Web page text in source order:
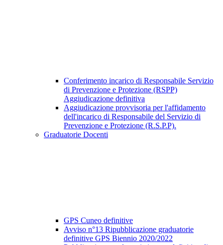
Conferimento incarico di Responsabile Servizio
di Prevenzione e Protezione (RSPP)
Aggiudicazione definitiva
Aggiudicazione provvisoria per l'affidamento
dell'incarico di Responsabile del Servizio di
Prevenzione e Protezione (R.S.P.P).
Graduatorie Docenti
GPS Cuneo definitive
Avviso n°13 Ripubblicazione graduatorie
definitive GPS Biennio 2020/2022